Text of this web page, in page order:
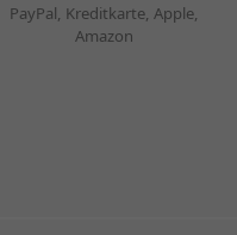
PayPal, Kreditkarte, Apple,
Amazon